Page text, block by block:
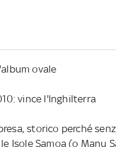
ovale
vince l'Inghilterra
storico perché
Isole Samoa (o Manu